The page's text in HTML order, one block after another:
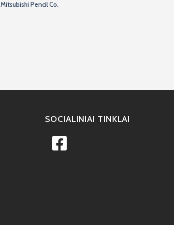
Mitsubishi Pencil Co.
SOCIALINIAI TINKLAI